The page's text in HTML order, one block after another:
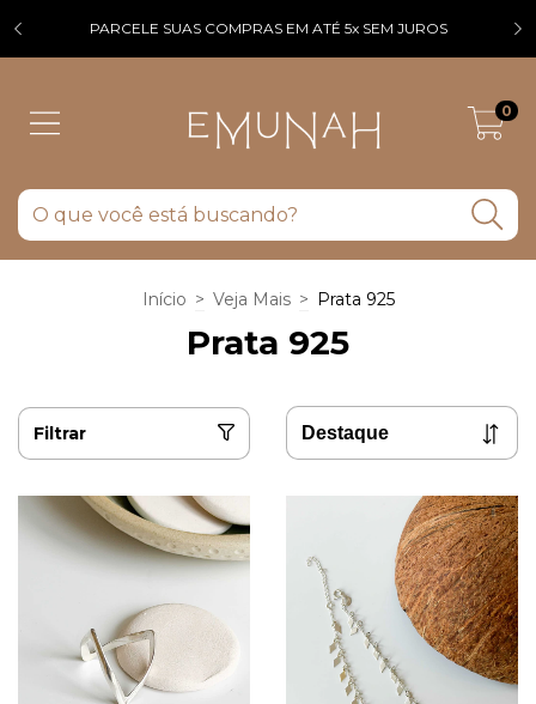
PARCELE SUAS COMPRAS EM ATÉ 5x SEM JUROS
0
Início > Veja Mais > Prata 925
Prata 925
Filtrar